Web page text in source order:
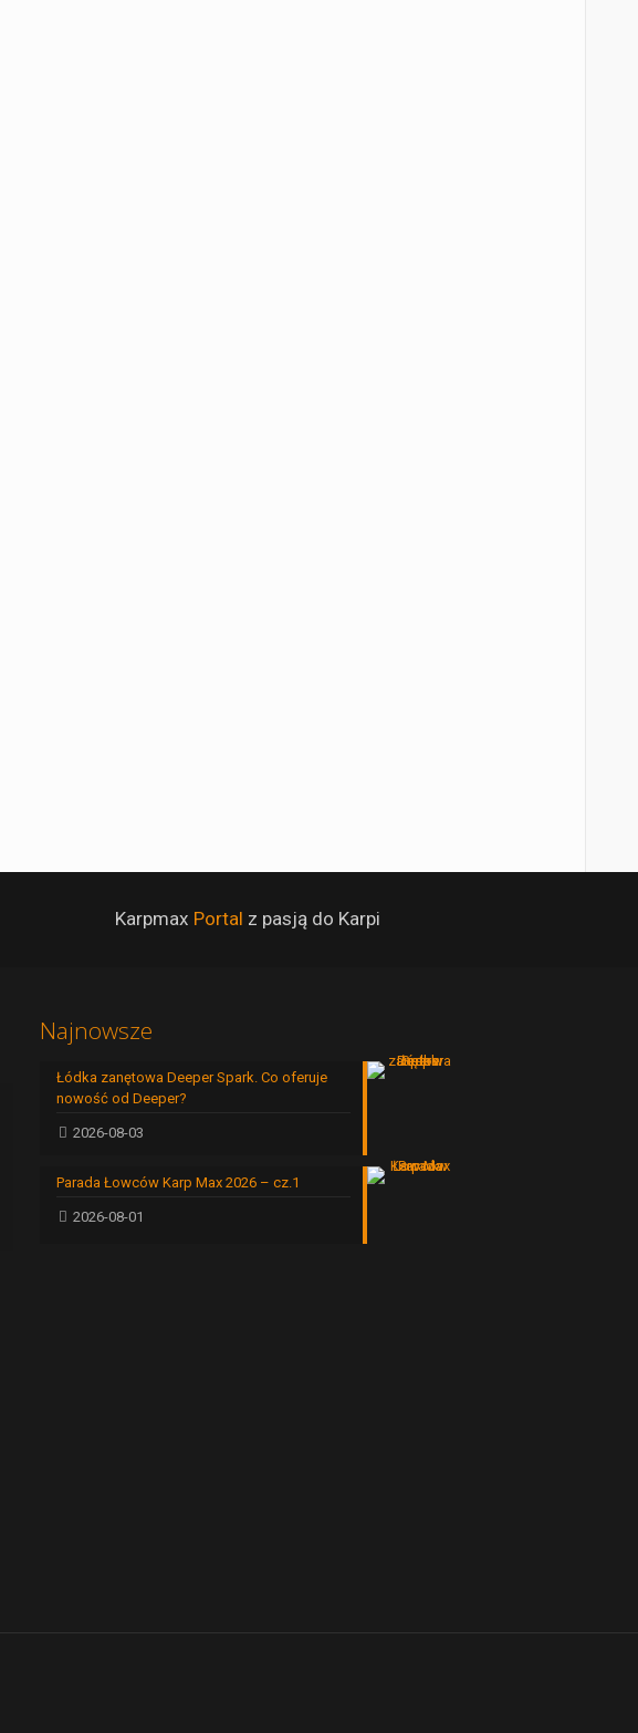
Karpmax Portal z pasją do Karpi
Najnowsze
Łódka zanętowa Deeper Spark. Co oferuje
nowość od Deeper?
2026-08-03
Parada Łowców Karp Max 2026 – cz.1
2026-08-01